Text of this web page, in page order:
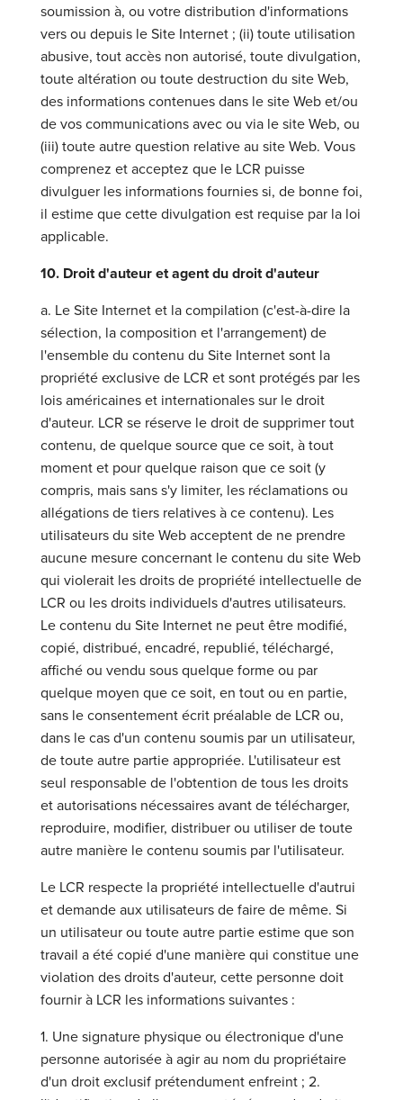
soumission à, ou votre distribution d'informations
vers ou depuis le Site Internet ; (ii) toute utilisation
abusive, tout accès non autorisé, toute divulgation,
toute altération ou toute destruction du site Web,
des informations contenues dans le site Web et/ou
de vos communications avec ou via le site Web, ou
(iii) toute autre question relative au site Web. Vous
comprenez et acceptez que le LCR puisse
divulguer les informations fournies si, de bonne foi,
il estime que cette divulgation est requise par la loi
applicable.
10. Droit d'auteur et agent du droit d'auteur
a. Le Site Internet et la compilation (c'est-à-dire la
sélection, la composition et l'arrangement) de
l'ensemble du contenu du Site Internet sont la
propriété exclusive de LCR et sont protégés par les
lois américaines et internationales sur le droit
d'auteur. LCR se réserve le droit de supprimer tout
contenu, de quelque source que ce soit, à tout
moment et pour quelque raison que ce soit (y
compris, mais sans s'y limiter, les réclamations ou
allégations de tiers relatives à ce contenu). Les
utilisateurs du site Web acceptent de ne prendre
aucune mesure concernant le contenu du site Web
qui violerait les droits de propriété intellectuelle de
LCR ou les droits individuels d'autres utilisateurs.
Le contenu du Site Internet ne peut être modifié,
copié, distribué, encadré, republié, téléchargé,
affiché ou vendu sous quelque forme ou par
quelque moyen que ce soit, en tout ou en partie,
sans le consentement écrit préalable de LCR ou,
dans le cas d'un contenu soumis par un utilisateur,
de toute autre partie appropriée. L'utilisateur est
seul responsable de l'obtention de tous les droits
et autorisations nécessaires avant de télécharger,
reproduire, modifier, distribuer ou utiliser de toute
autre manière le contenu soumis par l'utilisateur.
Le LCR respecte la propriété intellectuelle d'autrui
et demande aux utilisateurs de faire de même. Si
un utilisateur ou toute autre partie estime que son
travail a été copié d'une manière qui constitue une
violation des droits d'auteur, cette personne doit
fournir à LCR les informations suivantes :
1. Une signature physique ou électronique d'une
personne autorisée à agir au nom du propriétaire
d'un droit exclusif prétendument enfreint ; 2.